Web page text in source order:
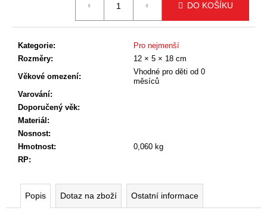
DO KOŠÍKU
Kategorie:
Pro nejmenší
Rozměry:
12 × 5 × 18 cm
Věkové omezení:
Vhodné pro děti od 0
měsíců
Varování:
Doporučený věk:
Materiál:
Nosnost:
Hmotnost:
0,060 kg
RP:
Popis Dotaz na zboží Ostatní informace
r
u
č
u
e
m
e